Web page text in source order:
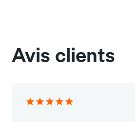
Avis clients